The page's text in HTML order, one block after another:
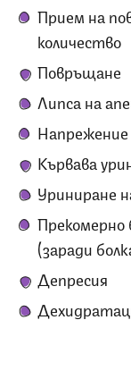
Прием на
количество
Повръщане
Липса на
Напрежение
Кървава
Уриниране
Прекомерно
(заради
Депресия